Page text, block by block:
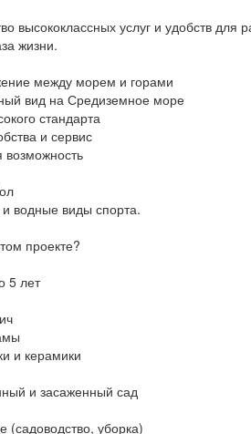
высококлассных услуг и удобств для
жизни.
между морем и горами
вид на Средиземное море
стандарта
и сервис
возможность
водные виды спорта.
проекте?
5 лет
и керамики
и засаженный сад
(садоводство, уборка)